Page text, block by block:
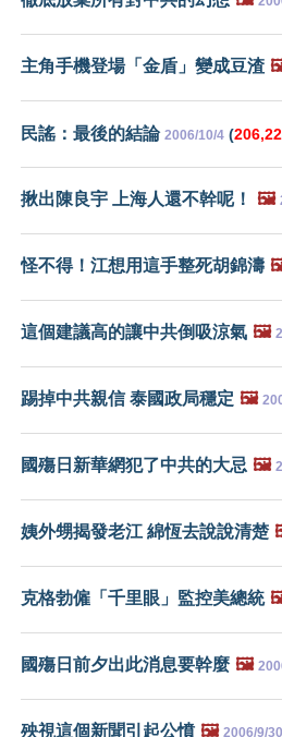
主角手機登場「金盾」變成豆渣
民謠：最後的結論 2006/10/4 (
揪出陳良宇 上海人還不幹呢！ 🖼️
怪不得！江想用這手整死胡錦濤
這個建議高的讓中共倒吸涼氣 🖼️
踢掉中共親信 泰國政局穩定 🖼️
國殤日新華網犯了中共的大忌 🖼️
姨外甥揭發老江 綿恆去說說清楚
克格勃僱「千里眼」監控美總統
國殤日前夕出此消息要幹麼 🖼️
殃視這個新聞引起公憤 🖼️ 2006/9/30